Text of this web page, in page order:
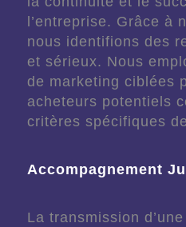
l’entreprise. Grâce à
nous identifions des
et sérieux. Nous
de marketing ciblées
acheteurs potentiels
critères spécifiques
Accompagnement
La transmission